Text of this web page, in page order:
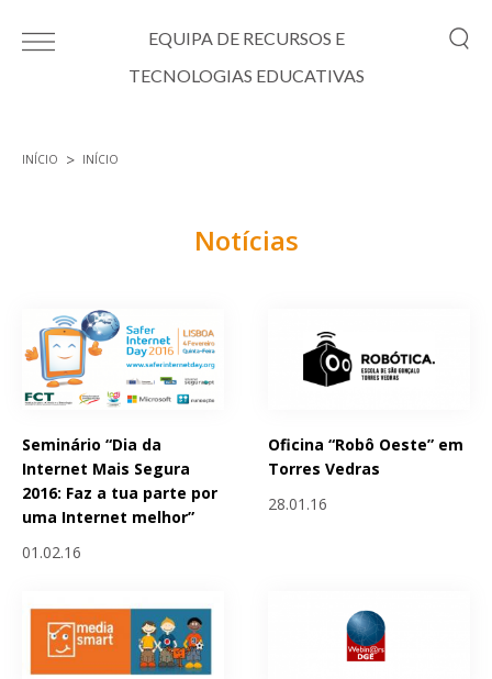
EQUIPA DE RECURSOS E
TECNOLOGIAS EDUCATIVAS
INÍCIO INÍCIO
Notícias
Seminário “Dia da
Internet Mais Segura
2016: Faz a tua parte por
uma Internet melhor”
01.02.16
Oficina “Robô Oeste” em
Torres Vedras
28.01.16
Páginas